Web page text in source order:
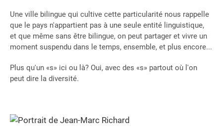
Une ville bilingue qui cultive cette particularité nous rappelle
que le pays n'appartient pas à une seule entité linguistique,
et que même sans être bilingue, on peut partager et vivre un
moment suspendu dans le temps, ensemble, et plus encore...
Plus qu'un «s» ici ou là? Oui, avec des «s» partout où l'on
peut dire la diversité.